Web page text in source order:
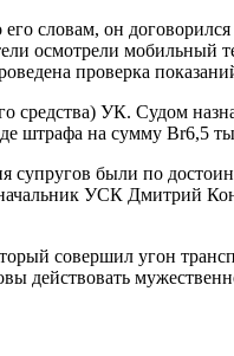
словам, он
осмотрели мобильный
проверка
УК. Судом
на сумму Br6,5
были по
УСК Дмитрий
совершил угон
действовать